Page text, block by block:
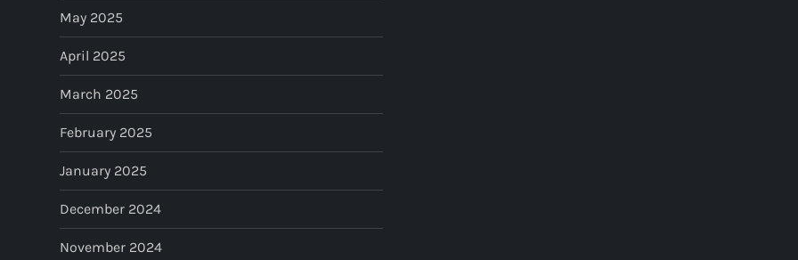
May 2025
April 2025
March 2025
February 2025
January 2025
December 2024
November 2024